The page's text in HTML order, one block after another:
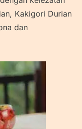
Kakigori Durian
dan